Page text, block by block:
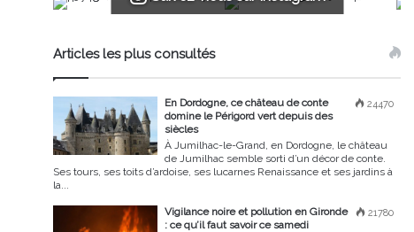
Articles les plus consultés
24470
En Dordogne, ce château de conte
domine le Périgord vert depuis des
siècles
À Jumilhac-le-Grand, en Dordogne, le château
de Jumilhac semble sorti d’un décor de conte.
Ses tours, ses toits d’ardoise, ses lucarnes Renaissance et ses jardins à
la...
21780
Vigilance noire et pollution en Gironde
: ce qu’il faut savoir ce samedi